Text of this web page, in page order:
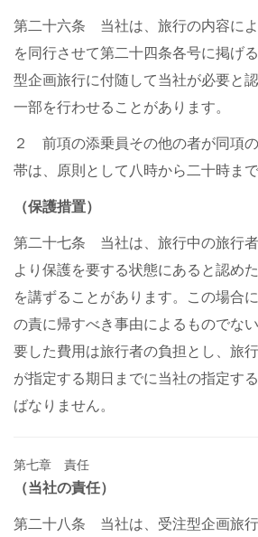
第二十六条 当社は、旅行の内容に
を同行させて第二十四条各号に掲げ
型企画旅行に付随して当社が必要と
一部を行わせることがあります。
２ 前項の添乗員その他の者が同項
帯は、原則として八時から二十時まで
（保護措置）
第二十七条 当社は、旅行中の旅行
より保護を要する状態にあると認め
を講ずることがあります。この場合
の責に帰すべき事由によるものでな
要した費用は旅行者の負担とし、旅
が指定する期日までに当社の指定す
ばなりません。
第七章 責任
（当社の責任）
第二十八条 当社は、受注型企画旅